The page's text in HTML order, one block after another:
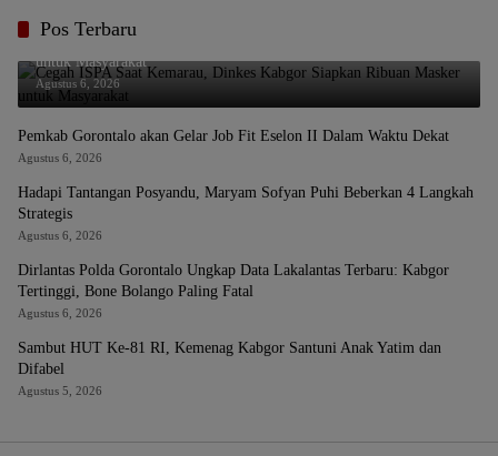
Pos Terbaru
Cegah ISPA Saat Kemarau, Dinkes Kabgor Siapkan Ribuan Masker
untuk Masyarakat
Agustus 6, 2026
Pemkab Gorontalo akan Gelar Job Fit Eselon II Dalam Waktu Dekat
Agustus 6, 2026
Hadapi Tantangan Posyandu, Maryam Sofyan Puhi Beberkan 4 Langkah
Strategis
Agustus 6, 2026
Dirlantas Polda Gorontalo Ungkap Data Lakalantas Terbaru: Kabgor
Tertinggi, Bone Bolango Paling Fatal
Agustus 6, 2026
Sambut HUT Ke-81 RI, Kemenag Kabgor Santuni Anak Yatim dan
Difabel
Agustus 5, 2026